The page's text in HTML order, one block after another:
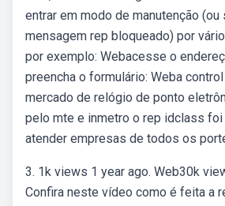
entrar em modo de manutenção (ou
mensagem rep bloqueado) por
por exemplo: Webacesse o
preencha o formulário: Weba
mercado de relógio de ponto
pelo mte e inmetro o rep idclass
atender empresas de todos os
3. 1k views 1 year ago. Web30k
Confira neste vídeo como é feita a